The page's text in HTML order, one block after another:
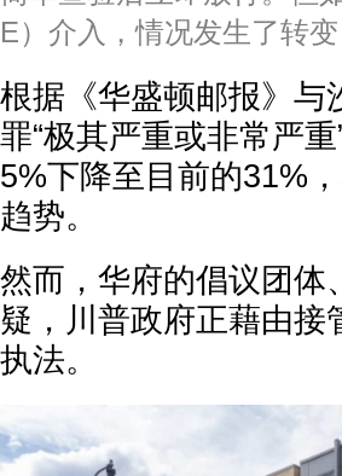
E）介入，情况发生了转
根据《华盛顿邮报》与
罪“极其严重或非常严
5%下降至目前的31%
趋势。
然而，华府的倡议团体
疑，川普政府正藉由接
执法。